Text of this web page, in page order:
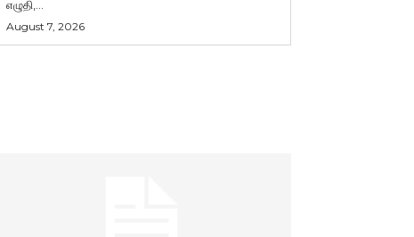
எழுதி,...
August 7, 2026